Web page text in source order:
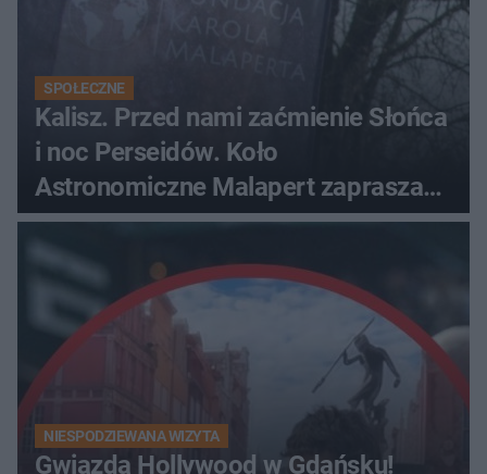
SPOŁECZNE
Kalisz. Przed nami zaćmienie Słońca
i noc Perseidów. Koło
Astronomiczne Malapert zaprasza
na wspólne obserwacje
NIESPODZIEWANA WIZYTA
Gwiazda Hollywood w Gdańsku!